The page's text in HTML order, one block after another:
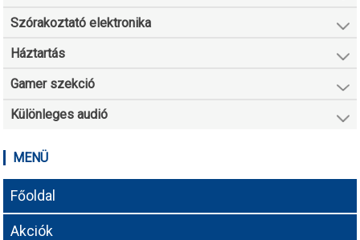
Szórakoztató elektronika
Háztartás
Gamer szekció
Különleges audió
MENÜ
Főoldal
Akciók